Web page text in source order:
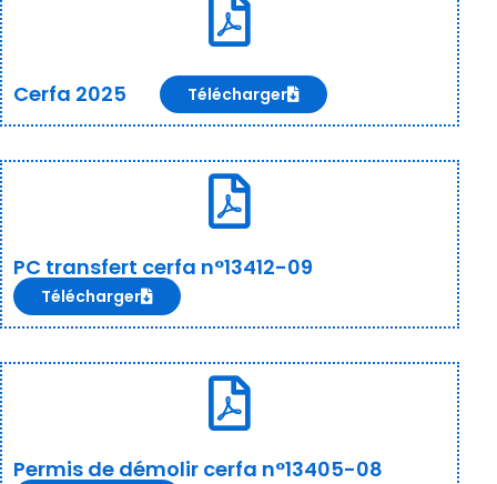
Cerfa 2025 Télécharger
PC transfert cerfa n°13412-09
Télécharger
Permis de démolir cerfa n°13405-08